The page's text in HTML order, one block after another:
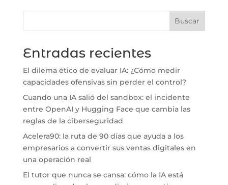
Buscar
Entradas recientes
El dilema ético de evaluar IA: ¿Cómo medir
capacidades ofensivas sin perder el control?
Cuando una IA salió del sandbox: el incidente
entre OpenAI y Hugging Face que cambia las
reglas de la ciberseguridad
Acelera90: la ruta de 90 días que ayuda a los
empresarios a convertir sus ventas digitales en
una operación real
El tutor que nunca se cansa: cómo la IA está